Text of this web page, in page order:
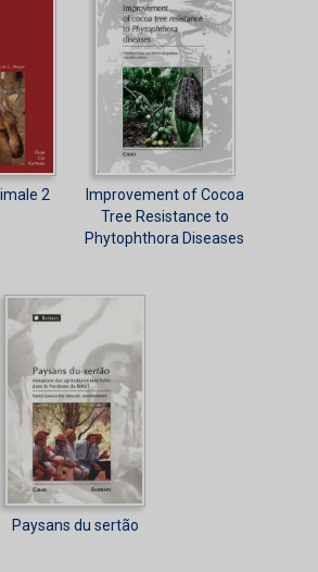
2
Improvement of Cocoa
Tree Resistance to
Phytophthora Diseases
Paysans du sertão